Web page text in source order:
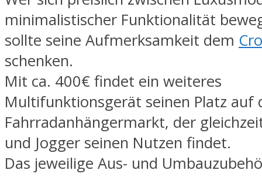
minimalistischer Funktionalität
sollte seine Aufmerksamkeit dem
schenken.
Mit ca. 400€ findet ein weiteres
Multifunktionsgerät seinen Platz auf
Fahrradanhängermarkt, der
und Jogger seinen Nutzen findet.
Das jeweilige Aus- und